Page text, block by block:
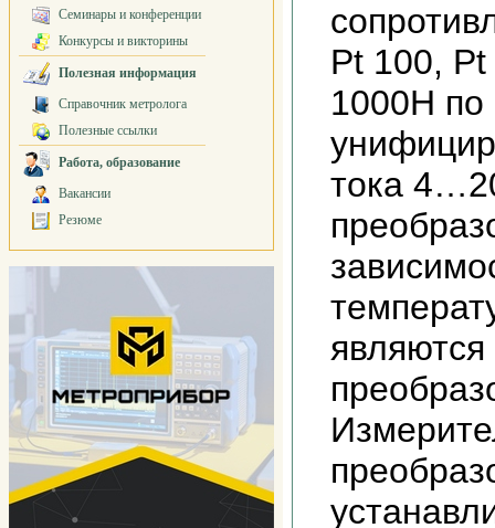
Семинары и конференции
Конкурсы и викторины
Полезная информация
Справочник метролога
Полезные ссылки
Работа, образование
Вакансии
Резюме
Pt 100,
1000Н
тока